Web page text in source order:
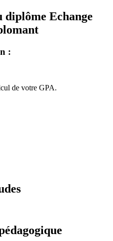
diplôme Echange
:
de votre GPA.